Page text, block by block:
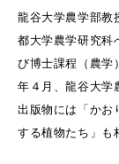
龍谷大学農学部教
都大学農学研究科
び博士課程（農学
年４月、龍谷大学
出版物には「かお
する植物たち」も